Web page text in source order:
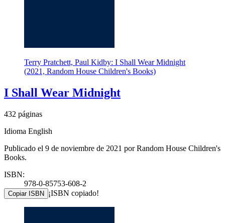
Terry Pratchett, Paul Kidby: I Shall Wear Midnight
(2021, Random House Children's Books)
I Shall Wear Midnight
432 páginas
Idioma English
Publicado el 9 de noviembre de 2021 por Random House Children's
Books.
ISBN:
978-0-85753-608-2
Copiar ISBN ¡ISBN copiado!